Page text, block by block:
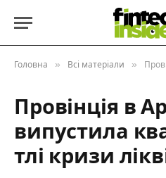
Головна » Всі матеріали »
Провінція в
випустила
тлі кризи